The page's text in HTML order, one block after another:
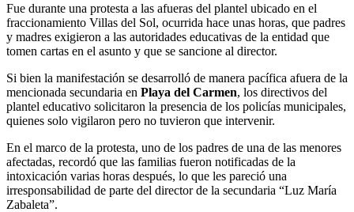
Fue durante una protesta a las afueras del plantel ubicado en el
fraccionamiento Villas del Sol, ocurrida hace unas horas, que padres
y madres exigieron a las autoridades educativas de la entidad que
tomen cartas en el asunto y que se sancione al director.
Si bien la manifestación se desarrolló de manera pacífica afuera de la
mencionada secundaria en Playa del Carmen, los directivos del
plantel educativo solicitaron la presencia de los policías municipales,
quienes solo vigilaron pero no tuvieron que intervenir.
En el marco de la protesta, uno de los padres de una de las menores
afectadas, recordó que las familias fueron notificadas de la
intoxicación varias horas después, lo que les pareció una
irresponsabilidad de parte del director de la secundaria “Luz María
Zabaleta”.